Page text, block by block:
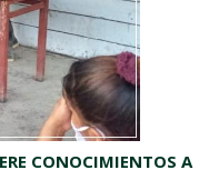
CONOCIMIENTOS A